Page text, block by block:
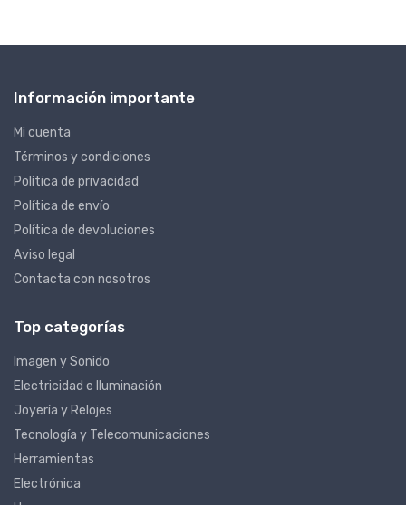
Información importante
Mi cuenta
Términos y condiciones
Política de privacidad
Política de envío
Política de devoluciones
Aviso legal
Contacta con nosotros
Top categorías
Imagen y Sonido
Electricidad e Iluminación
Joyería y Relojes
Tecnología y Telecomunicaciones
Herramientas
Electrónica